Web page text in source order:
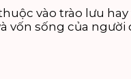
vào trào lưu
vốn sống của người